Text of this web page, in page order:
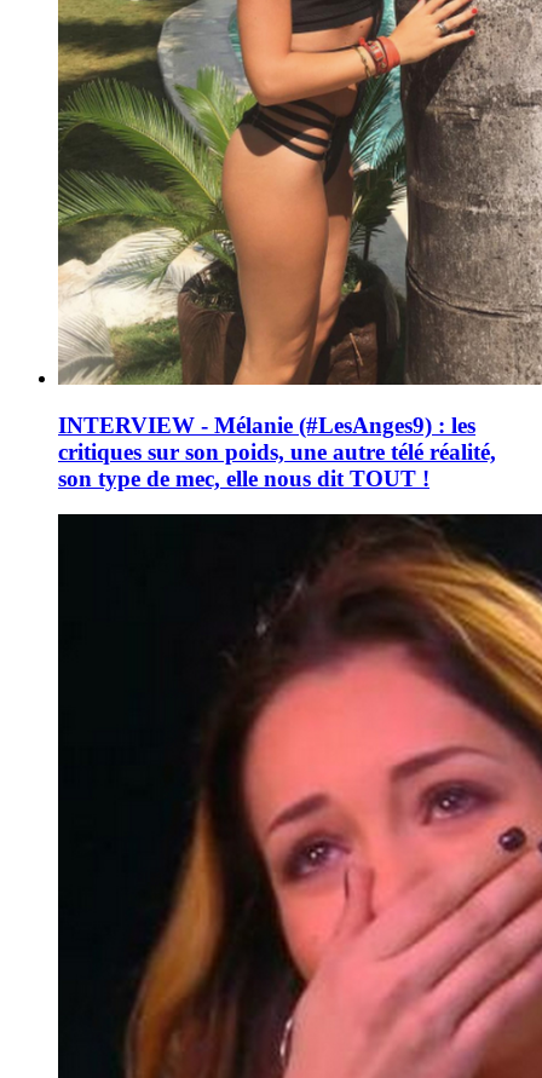
INTERVIEW - Mélanie (#LesAnges9) : les
critiques sur son poids, une autre télé réalité,
son type de mec, elle nous dit TOUT !